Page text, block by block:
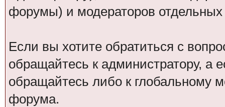
форумы) и модераторов
Если вы хотите обратиться с
обращайтесь к администратору, а
обращайтесь либо к глобальному
форума.